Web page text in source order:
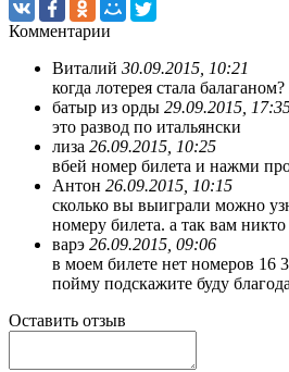
Комментарии
Виталий 30.09.2015, 10:21
когда лотерея стала
батыр из орды 29.09.2015,
это развод по итальянски
лиза 26.09.2015, 10:25
вбей номер билета и нажми
Антон 26.09.2015, 10:15
сколько вы выиграли можно
номеру билета. а так вам никто
варэ 26.09.2015, 09:06
в моем билете нет номеров 16
пойму подскажите буду
Оставить отзыв